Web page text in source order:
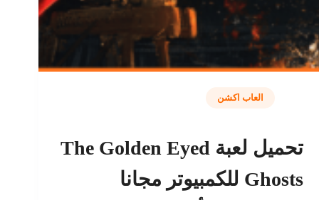
العاب اكشن
تحميل لعبة The Golden Eyed
Ghosts للكمبيوتر مجانا